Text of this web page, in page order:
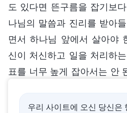
도 있다면 뜬구름을 잡기보
나님의 말씀과 진리를 받아
면서 하나님 앞에서 살아야
신이 처신하고 일을 처리하
표를 너무 높게 잡아서는 안
로 가져가고”라는 말에서 사
리이며, 진리가 곧 사람의
우리 사이트에 오신 당신은